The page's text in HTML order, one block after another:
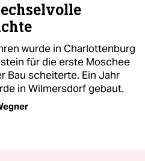
wurde in Charlottenburg
für die erste Moschee
Bau scheiterte. Ein Jahr
in Wilmersdorf gebaut.